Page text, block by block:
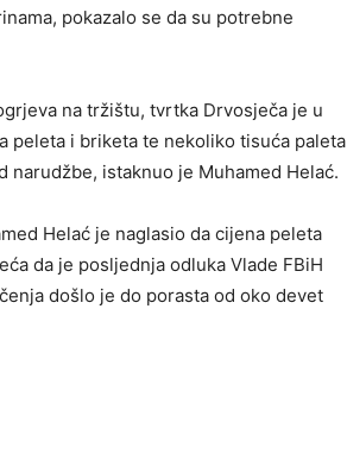
pokazalo se da su potrebne
na tržištu, tvrtka Drvosječa je u
peleta i briketa te nekoliko tisuća paleta
narudžbe, istaknuo je Muhamed Helać.
Helać je naglasio da cijena peleta
da je posljednja odluka Vlade FBiH
došlo je do porasta od oko devet